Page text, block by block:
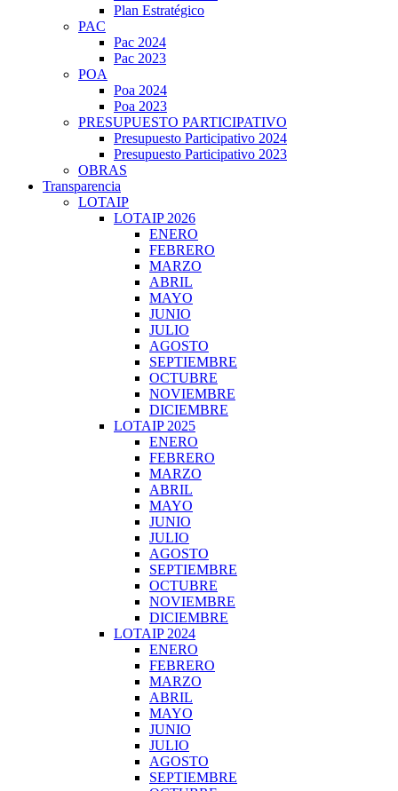
Plan Estratégico
PAC
Pac 2024
Pac 2023
POA
Poa 2024
Poa 2023
PRESUPUESTO PARTICIPATIVO
Presupuesto Participativo 2024
Presupuesto Participativo 2023
OBRAS
Transparencia
LOTAIP
LOTAIP 2026
ENERO
FEBRERO
MARZO
ABRIL
MAYO
JUNIO
JULIO
AGOSTO
SEPTIEMBRE
OCTUBRE
NOVIEMBRE
DICIEMBRE
LOTAIP 2025
ENERO
FEBRERO
MARZO
ABRIL
MAYO
JUNIO
JULIO
AGOSTO
SEPTIEMBRE
OCTUBRE
NOVIEMBRE
DICIEMBRE
LOTAIP 2024
ENERO
FEBRERO
MARZO
ABRIL
MAYO
JUNIO
JULIO
AGOSTO
SEPTIEMBRE